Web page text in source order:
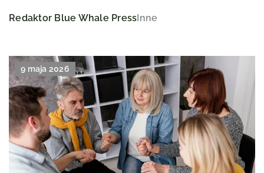
Redaktor Blue Whale PressInne
9 maja 2026